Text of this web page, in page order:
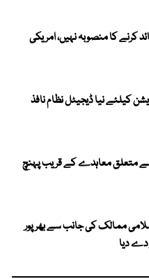
کرنے کا منصوبہ نہیں، امریکی
آپریشن کیلئے نیا ڈیجیٹل نظام نافذ
سے متعلق معاہدے کے قریب پہنچ
ممالک کی جانب سے بھرپور
دے دیا